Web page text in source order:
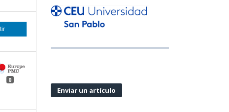
0
Enviar un artículo